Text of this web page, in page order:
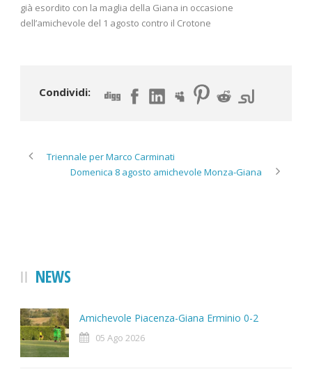
già esordito con la maglia della Giana in occasione
dell’amichevole del 1 agosto contro il Crotone
Condividi:
Triennale per Marco Carminati
Domenica 8 agosto amichevole Monza-Giana
NEWS
Amichevole Piacenza-Giana Erminio 0-2
05 Ago 2026